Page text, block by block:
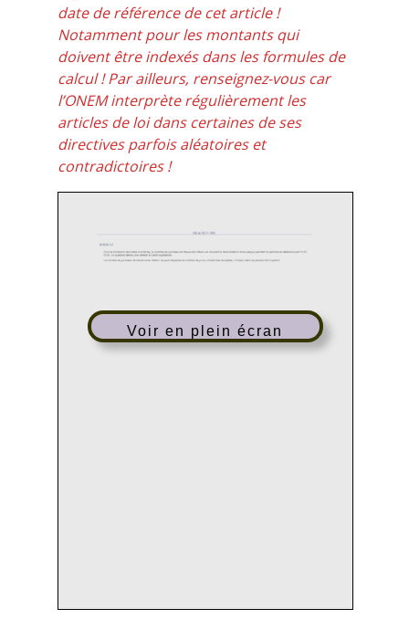
date de référence de cet article !
Notamment pour les montants qui
doivent être indexés dans les formules de
calcul ! Par ailleurs, renseignez-vous car
l’ONEM interprète régulièrement les
articles de loi dans certaines de ses
directives parfois aléatoires et
contradictoires !
Voir en plein écran